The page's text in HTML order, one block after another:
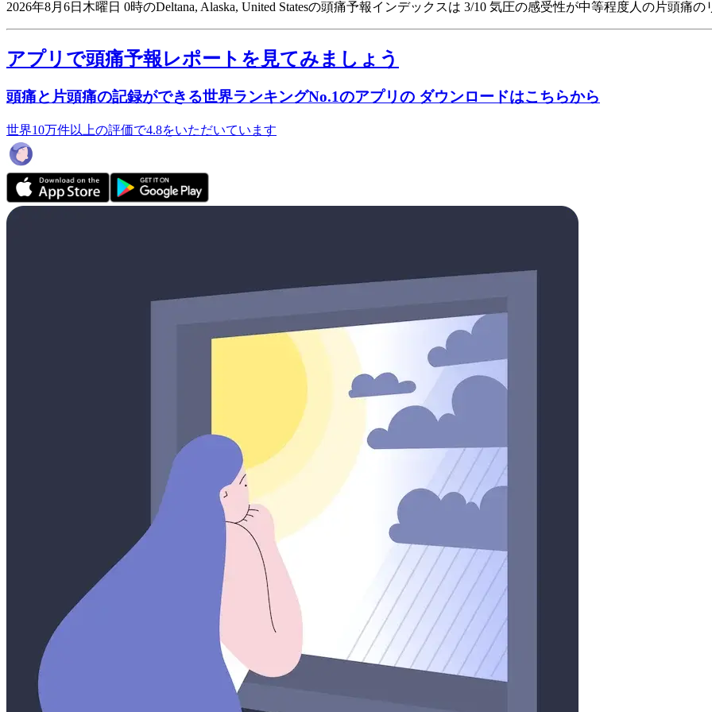
2026年8月6日木曜日 0時のDeltana, Alaska, United Statesの頭痛予報インデックスは 3/10 気圧の感受性が中等程度人の片頭痛の
アプリで頭痛予報レポートを見てみましょう
頭痛と片頭痛の記録ができる世界ランキングNo.1のアプリの ダウンロードはこちらから
世界10万件以上の評価で4.8をいただいています